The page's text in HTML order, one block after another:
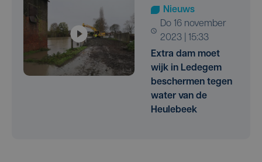
Nieuws
do 16 november
2023 | 15:33
Extra dam moet
wijk in Ledegem
beschermen tegen
water van de
Heulebeek